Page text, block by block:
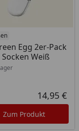
Egg 2er-Pack
Weiß
am Lager
14,95 €
Zum Produkt